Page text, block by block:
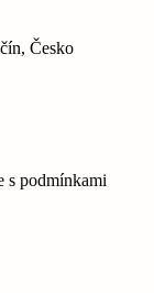
Česko
s podmínkami